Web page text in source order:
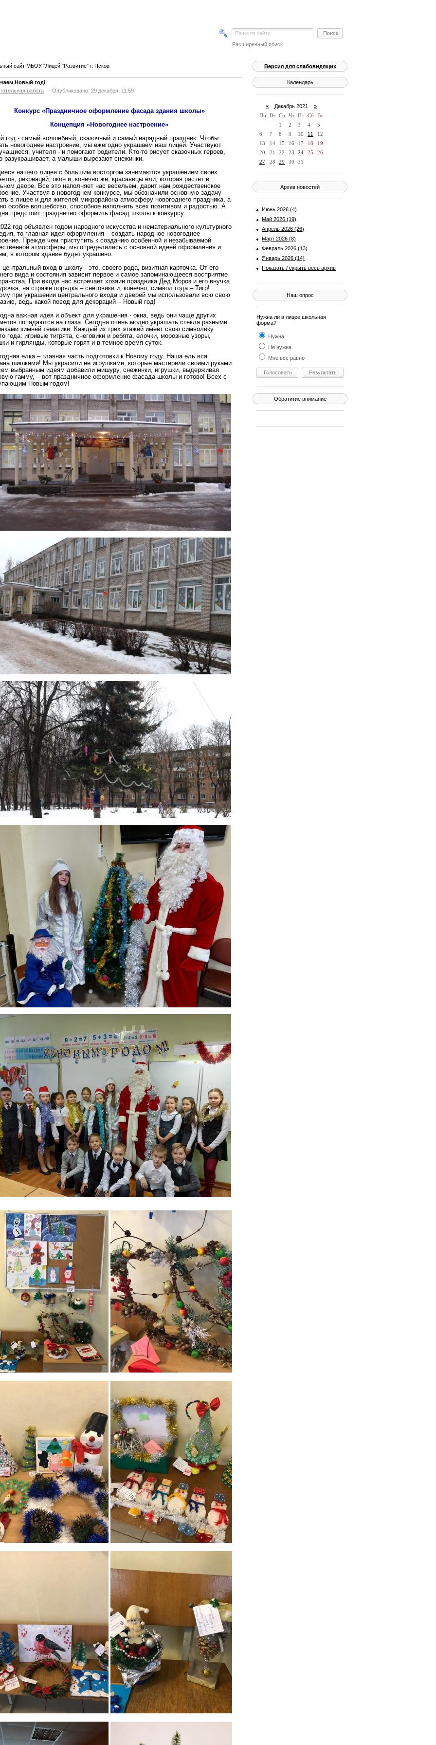
Расширенный поиск
Версия для слабовидящих
Календарь
« Декабрь 2021 »
Пн Вт Ср Чт Пт Сб Вс
1
2 3 4
5
6
7 8 9 10 11
12
13
14 15 16 17 18
19
20
21 22 23 24 25
26
27
28 29 30 31
Архив новостей
Июнь 2026 (4)
Май 2026 (19)
Апрель 2026 (26)
Март 2026 (8)
Февраль 2026 (13)
Январь 2026 (14)
Показать / скрыть весь архив
Наш опрос
Нужна ли в лицее школьная
форма?
Нужна
Не нужна
Мне все равно
Обратитие внимание
сайт МБОУ "Лицей "Развитие" г. Псков
Новый год!
работа
| Опубликовано: 29 декабря, 11:59
Конкурс «Праздничное оформление фасада здания школы»
Концепция «Новогоднее настроение»
год - самый волшебный, сказочный и самый нарядный праздник. Чтобы
новогоднее настроение, мы ежегодно украшаем наш лицей. Участвуют
учителя - и помогают родители. Кто-то рисует сказочных героев,
разукрашивает, а малыши вырезают снежинки.
нашего лицея с большим восторгом занимаются украшением своих
рекреаций, окон и, конечно же, красавицы ели, которая растет в
дворе. Все это наполняет нас весельем, дарит нам рождественское
Участвуя в новогоднем конкурсе, мы обозначили основную задачу –
в лицее и для жителей микрорайона атмосферу новогоднего праздника, а
особое волшебство, способное наполнить всех позитивом и радостью. А
предстоит празднично оформить фасад школы к конкурсу.
год объявлен годом народного искусства и нематериального культурного
то главная идея оформления – создать народное новогоднее
Прежде чем приступить к созданию особенной и незабываемой
атмосферы, мы определились с основной идеей оформления и
в котором здание будет украшено.
центральный вход в школу - это, своего рода, визитная карточка. От его
вида и состояния зависит первое и самое запоминающееся восприятие
При входе нас встречает хозяин праздника Дед Мороз и его внучка
на страже порядка – снеговики и, конечно, символ года – Тигр!
при украшении центрального входа и дверей мы использовали всю свою
ведь какой повод для декораций – Новый год!
важная идея и объект для украшения - окна, ведь они чаще других
попадаются на глаза. Сегодня очень модно украшать стекла разными
зимней тематики. Каждый из трех этажей имеет свою символику
года: игривые тигрята, снеговики и ребята, елочки, морозные узоры,
и гирлянды, которые горят и в темное время суток.
елка – главная часть подготовки к Новому году. Наша ель вся
шишками! Мы украсили ее игрушками, которые мастерили своими руками.
выбранным идеям добавили мишуру, снежинки, игрушки, выдерживая
гамму, – вот праздничное оформление фасада школы и готово! Всех с
Новым годом!